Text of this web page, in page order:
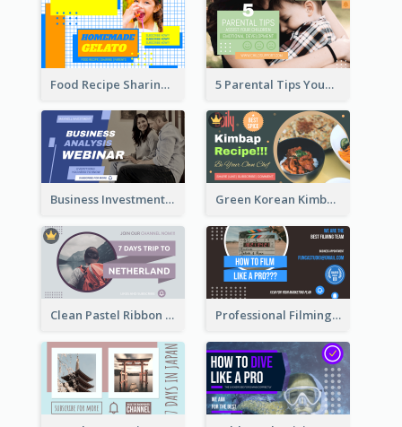
Food Recipe Sharing YouTube Thumbnail 5 Parental Tips YouTube Thumbnail
Business Investment Webinar YouTube Thumbnail Green Korean Kimbap YouTube Thumbnail Design
Clean Pastel Ribbon Backpacker YouTube Thumbnail Design Professional Filming YouTube Thumbnail Design